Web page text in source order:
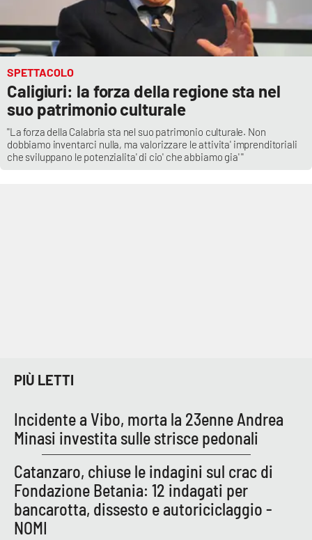
SPETTACOLO
Caligiuri: la forza della regione sta nel
suo patrimonio culturale
''La forza della Calabria sta nel suo patrimonio culturale. Non
dobbiamo inventarci nulla, ma valorizzare le attivita' imprenditoriali
che sviluppano le potenzialita' di cio' che abbiamo gia' ''
PIÙ LETTI
Incidente a Vibo, morta la 23enne Andrea
Minasi investita sulle strisce pedonali
Catanzaro, chiuse le indagini sul crac di
Fondazione Betania: 12 indagati per
bancarotta, dissesto e autoriciclaggio -
NOMI